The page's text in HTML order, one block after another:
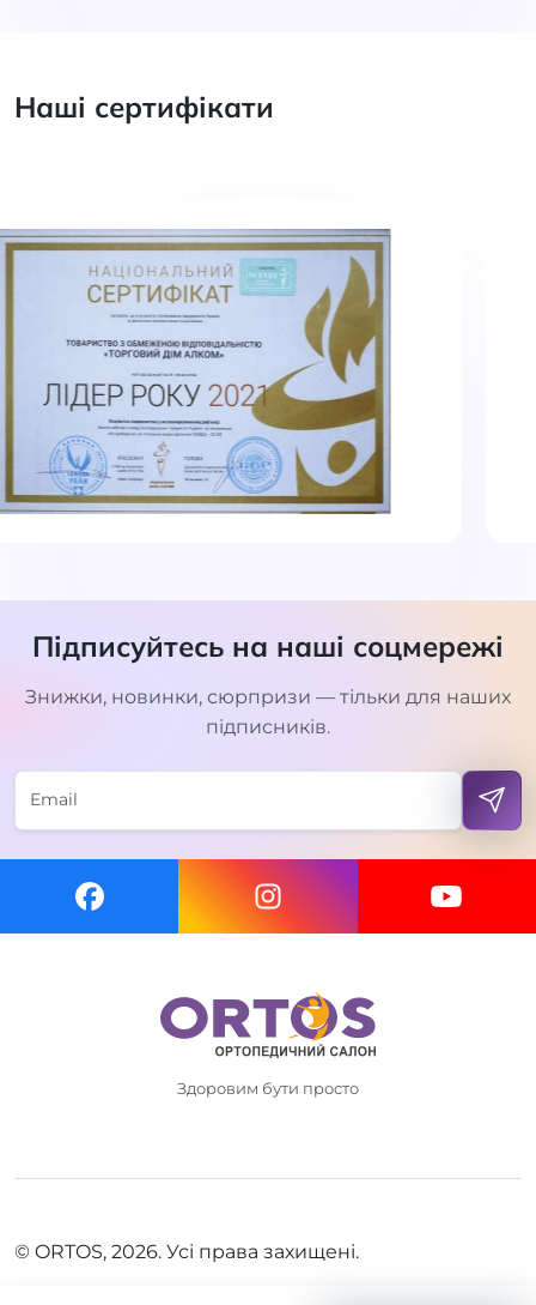
Наші сертифікати
Підписуйтесь на наші соцмережі
Знижки, новинки, сюрпризи — тільки для наших
підписників.
Здоровим бути просто
© ORTOS, 2026. Усі права захищені.